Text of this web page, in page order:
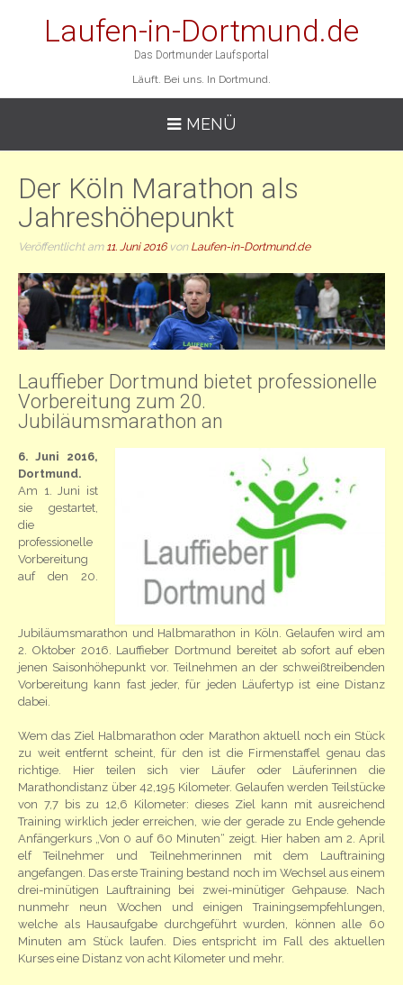
Laufen-in-Dortmund.de
Das Dortmunder Laufsportal
Läuft. Bei uns. In Dortmund.
MENÜ
Der Köln Marathon als
Jahreshöhepunkt
Veröffentlicht am 11. Juni 2016von Laufen-in-Dortmund.de
Lauffieber Dortmund bietet professionelle
Vorbereitung zum 20.
Jubiläumsmarathon an
6. Juni 2016,
Dortmund.
Am 1. Juni ist
sie gestartet,
die
professionelle
Vorbereitung
auf den 20.
Jubiläumsmarathon und Halbmarathon in Köln. Gelaufen wird am
2. Oktober 2016. Lauffieber Dortmund bereitet ab sofort auf eben
jenen Saisonhöhepunkt vor. Teilnehmen an der schweißtreibenden
Vorbereitung kann fast jeder, für jeden Läufertyp ist eine Distanz
dabei.
Wem das Ziel Halbmarathon oder Marathon aktuell noch ein Stück
zu weit entfernt scheint, für den ist die Firmenstaffel genau das
richtige. Hier teilen sich vier Läufer oder Läuferinnen die
Marathondistanz über 42,195 Kilometer. Gelaufen werden Teilstücke
von 7,7 bis zu 12,6 Kilometer: dieses Ziel kann mit ausreichend
Training wirklich jeder erreichen, wie der gerade zu Ende gehende
Anfängerkurs „Von 0 auf 60 Minuten“ zeigt. Hier haben am 2. April
elf Teilnehmer und Teilnehmerinnen mit dem Lauftraining
angefangen. Das erste Training bestand noch im Wechsel aus einem
drei-minütigen Lauftraining bei zwei-minütiger Gehpause. Nach
nunmehr neun Wochen und einigen Trainingsempfehlungen,
welche als Hausaufgabe durchgeführt wurden, können alle 60
Minuten am Stück laufen. Dies entspricht im Fall des aktuellen
Kurses eine Distanz von acht Kilometer und mehr.